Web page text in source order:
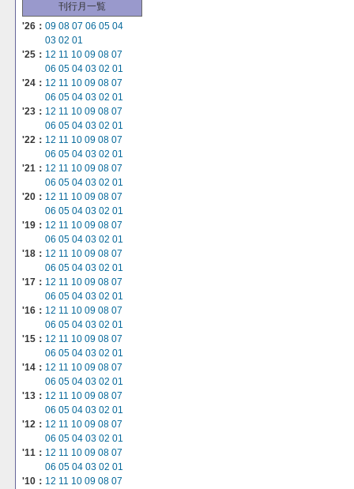
刊行月一覧
'26： 09 08 07 06 05 04
03 02 01
'25： 12 11 10 09 08 07
06 05 04 03 02 01
'24： 12 11 10 09 08 07
06 05 04 03 02 01
'23： 12 11 10 09 08 07
06 05 04 03 02 01
'22： 12 11 10 09 08 07
06 05 04 03 02 01
'21： 12 11 10 09 08 07
06 05 04 03 02 01
'20： 12 11 10 09 08 07
06 05 04 03 02 01
'19： 12 11 10 09 08 07
06 05 04 03 02 01
'18： 12 11 10 09 08 07
06 05 04 03 02 01
'17： 12 11 10 09 08 07
06 05 04 03 02 01
'16： 12 11 10 09 08 07
06 05 04 03 02 01
'15： 12 11 10 09 08 07
06 05 04 03 02 01
'14： 12 11 10 09 08 07
06 05 04 03 02 01
'13： 12 11 10 09 08 07
06 05 04 03 02 01
'12： 12 11 10 09 08 07
06 05 04 03 02 01
'11： 12 11 10 09 08 07
06 05 04 03 02 01
'10： 12 11 10 09 08 07